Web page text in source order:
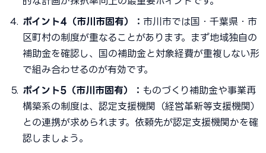
ポイント4（市川市固有）： 市川市では国・千葉県・市
区町村の制度が重なることがあります。まず地域独自の
補助金を確認し、国の補助金と対象経費が重複しない形
で組み合わせるのが有効です。
ポイント5（市川市固有）： ものづくり補助金や事業再
構築系の制度は、認定支援機関（経営革新等支援機関）
との連携が求められます。依頼先が認定支援機関かを確
認しましょう。